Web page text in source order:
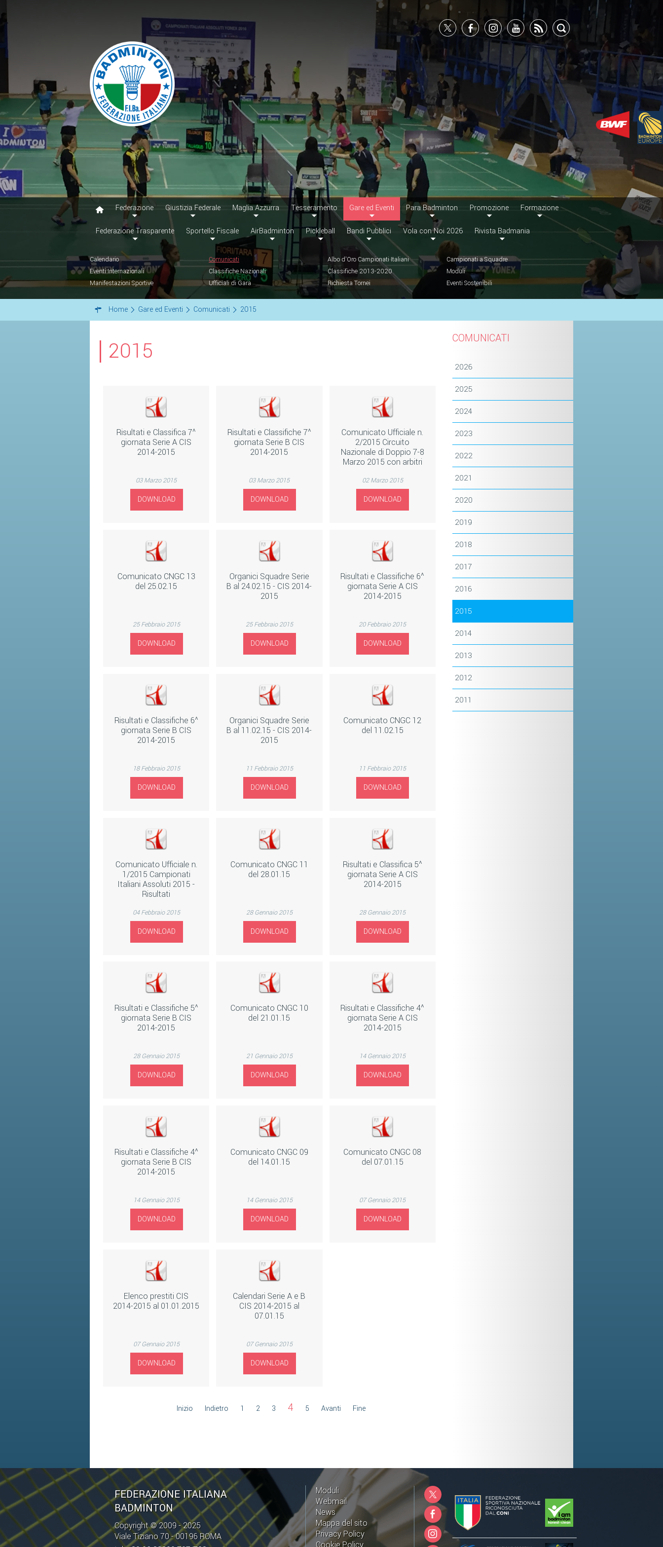
Federazione Giustizia Federale Maglia Azzurra Tesseramento Gare ed Eventi Para Badminton Promozione Formazione
Federazione Trasparente Sportello Fiscale AirBadminton Pickleball Bandi Pubblici Vola con Noi 2026 Rivista Badmania
Calendario Comunicati Albo d'Oro Campionati Italiani
Campionati a Squadre
Eventi Internazionali
Classifiche Nazionali Classifiche 2013-2020
Moduli
Manifestazioni Sportive
Ufficiali di Gara Richiesta Tornei Eventi Sostenibili
Home Gare ed Eventi Comunicati 2015
2015
Risultati e Classifica 7^
giornata Serie A CIS
2014-2015
03 Marzo 2015
DOWNLOAD
Risultati e Classifiche 7^
giornata Serie B CIS
2014-2015
03 Marzo 2015
DOWNLOAD
Comunicato Ufficiale n.
2/2015 Circuito
Nazionale di Doppio 7-8
Marzo 2015 con arbitri
02 Marzo 2015
DOWNLOAD
Comunicato CNGC 13
del 25.02.15
25 Febbraio 2015
DOWNLOAD
Organici Squadre Serie
B al 24.02.15 - CIS 2014-
2015
25 Febbraio 2015
DOWNLOAD
Risultati e Classifiche 6^
giornata Serie A CIS
2014-2015
20 Febbraio 2015
DOWNLOAD
Risultati e Classifiche 6^
giornata Serie B CIS
2014-2015
18 Febbraio 2015
DOWNLOAD
Organici Squadre Serie
B al 11.02.15 - CIS 2014-
2015
11 Febbraio 2015
DOWNLOAD
Comunicato CNGC 12
del 11.02.15
11 Febbraio 2015
DOWNLOAD
Comunicato Ufficiale n.
1/2015 Campionati
Italiani Assoluti 2015 -
Risultati
04 Febbraio 2015
DOWNLOAD
Comunicato CNGC 11
del 28.01.15
28 Gennaio 2015
DOWNLOAD
Risultati e Classifica 5^
giornata Serie A CIS
2014-2015
28 Gennaio 2015
DOWNLOAD
Risultati e Classifiche 5^
giornata Serie B CIS
2014-2015
28 Gennaio 2015
DOWNLOAD
Comunicato CNGC 10
del 21.01.15
21 Gennaio 2015
DOWNLOAD
Risultati e Classifiche 4^
giornata Serie A CIS
2014-2015
14 Gennaio 2015
DOWNLOAD
Risultati e Classifiche 4^
giornata Serie B CIS
2014-2015
14 Gennaio 2015
DOWNLOAD
Comunicato CNGC 09
del 14.01.15
14 Gennaio 2015
DOWNLOAD
Comunicato CNGC 08
del 07.01.15
07 Gennaio 2015
DOWNLOAD
Elenco prestiti CIS
2014-2015 al 01.01.2015
07 Gennaio 2015
DOWNLOAD
Calendari Serie A e B
CIS 2014-2015 al
07.01.15
07 Gennaio 2015
DOWNLOAD
Inizio Indietro 1 2 3 4 5 Avanti Fine
COMUNICATI
2026
2025
2024
2023
2022
2021
2020
2019
2018
2017
2016
2015
2014
2013
2012
2011
FEDERAZIONE ITALIANA
BADMINTON
Copyright © 2009 - 2025
Viale Tiziano 70 - 00196 ROMA
Moduli
Webmail
News
Mappa del sito
Privacy Policy